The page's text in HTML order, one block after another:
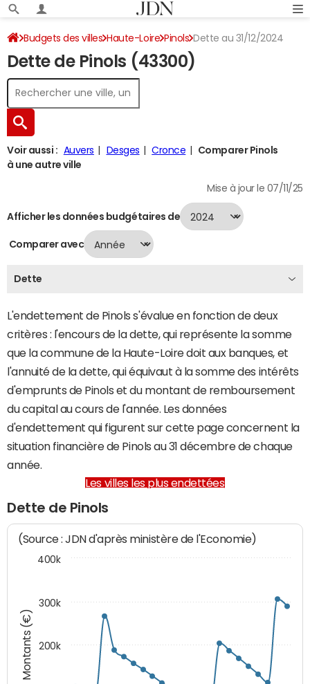
Budgets des villes Haute-Loire Pinols Dette au 31/12/2024
Dette de Pinols (43300)
Voir aussi : Auvers Desges Cronce
Comparer Pinols
à une autre ville
Mise à jour le 07/11/25
Afficher les données budgétaires de
Comparer avec
Dette
L'endettement de Pinols s'évalue en fonction de deux
critères : l'encours de la dette, qui représente la somme
que la commune de la Haute-Loire doit aux banques, et
l'annuité de la dette, qui équivaut à la somme des intérêts
d'emprunts de Pinols et du montant de remboursement
du capital au cours de l'année. Les données
d'endettement qui figurent sur cette page concernent la
situation financière de Pinols au 31 décembre de chaque
année.
Les villes les plus endettées
Dette de Pinols
Montants (€)
(Source : JDN d'après ministère de l'Economie)
200k
300k
400k